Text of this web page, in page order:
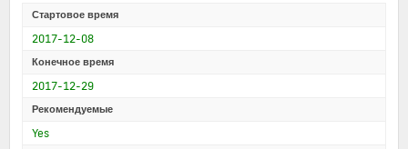
Стартовое время
2017-12-08
Конечное время
2017-12-29
Рекомендуемые
Yes